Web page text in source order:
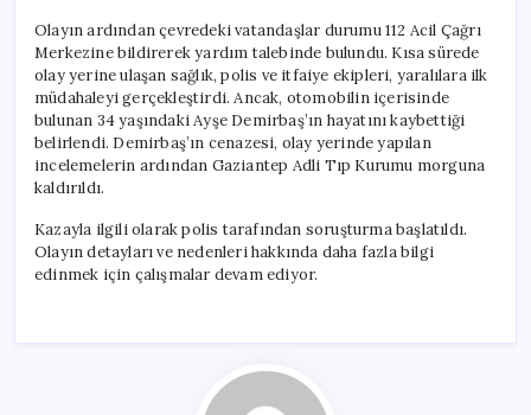
Olayın ardından çevredeki vatandaşlar durumu 112 Acil Çağrı
Merkezine bildirerek yardım talebinde bulundu. Kısa sürede
olay yerine ulaşan sağlık, polis ve itfaiye ekipleri, yaralılara ilk
müdahaleyi gerçekleştirdi. Ancak, otomobilin içerisinde
bulunan 34 yaşındaki Ayşe Demirbaş’ın hayatını kaybettiği
belirlendi. Demirbaş’ın cenazesi, olay yerinde yapılan
incelemelerin ardından Gaziantep Adli Tıp Kurumu morguna
kaldırıldı.
Kazayla ilgili olarak polis tarafından soruşturma başlatıldı.
Olayın detayları ve nedenleri hakkında daha fazla bilgi
edinmek için çalışmalar devam ediyor.